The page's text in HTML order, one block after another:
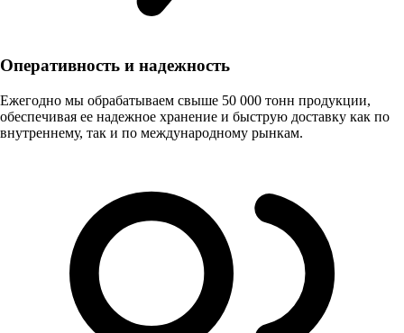
Оперативность и надежность
Ежегодно мы обрабатываем свыше 50 000 тонн продукции,
обеспечивая ее надежное хранение и быструю доставку как по
внутреннему, так и по международному рынкам.